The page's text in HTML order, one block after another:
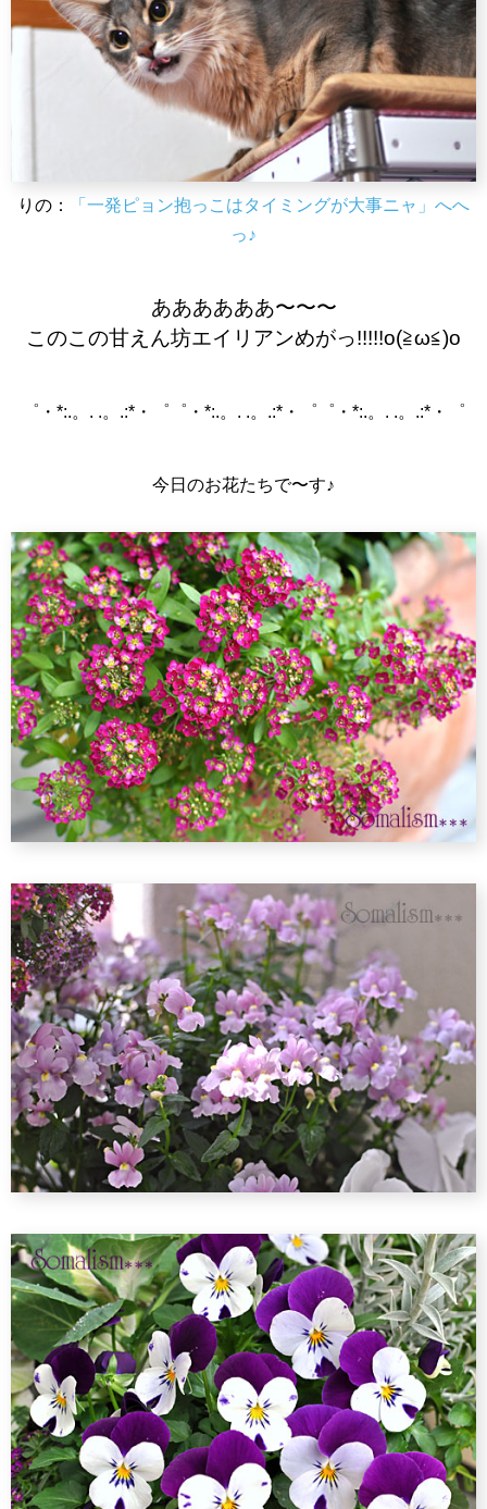
りの：
「一発ピョン抱っこはタイミングが大事ニャ」へへ
っ♪
ああああああ〜〜〜
このこの甘えん坊エイリアンめがっ!!!!!o(≧ω≦)o
゜・*:.。. .。.:*・゜゜・*:.。. .。.:*・゜゜・*:.。. .。.:*・゜
今日のお花たちで〜す♪